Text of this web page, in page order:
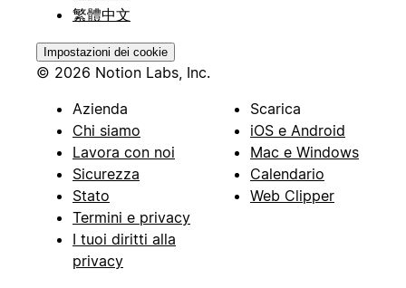
繁體中文
Impostazioni dei cookie
© 2026 Notion Labs, Inc.
Azienda
Chi siamo
Lavora con noi
Sicurezza
Stato
Termini e privacy
I tuoi diritti alla
privacy
Scarica
iOS e Android
Mac e Windows
Calendario
Web Clipper